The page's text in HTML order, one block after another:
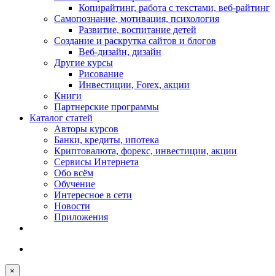
Копирайтинг, работа с текстами, веб-райтинг
Самопознание, мотивация, психология
Развитие, воспитание детей
Создание и раскрутка сайтов и блогов
Веб-дизайн, дизайн
Другие курсы
Рисование
Инвестиции, Forex, акции
Книги
Партнерские программы
Каталог статей
Авторы курсов
Банки, кредиты, ипотека
Криптовалюта, форекс, инвестиции, акции
Сервисы Интернета
Обо всём
Обучение
Интересное в сети
Новости
Приложения
×